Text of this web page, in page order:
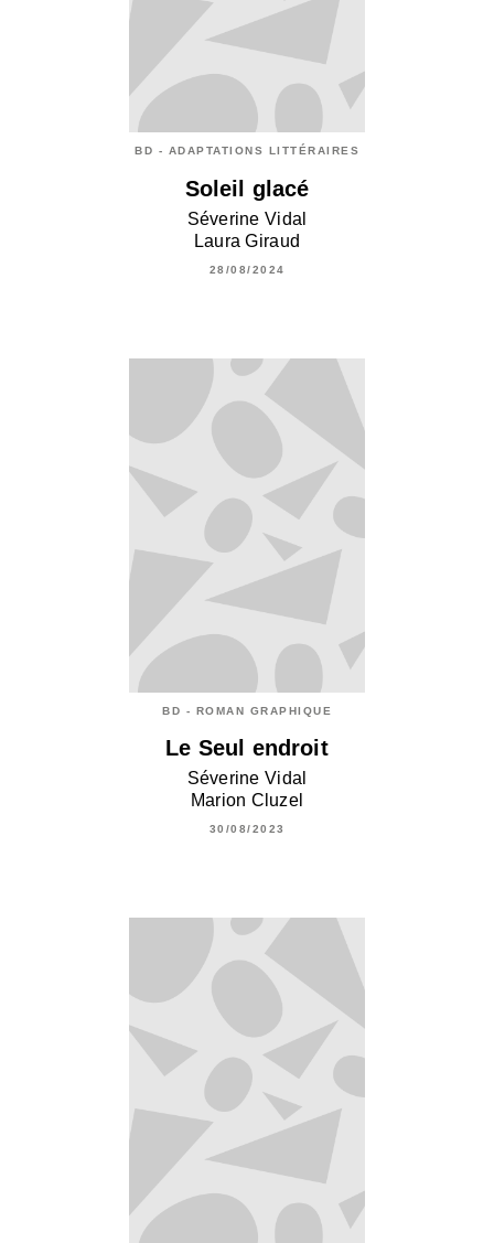
BD - ADAPTATIONS LITTÉRAIRES
Soleil glacé
Séverine Vidal
Laura Giraud
28/08/2024
BD - ROMAN GRAPHIQUE
Le Seul endroit
Séverine Vidal
Marion Cluzel
30/08/2023